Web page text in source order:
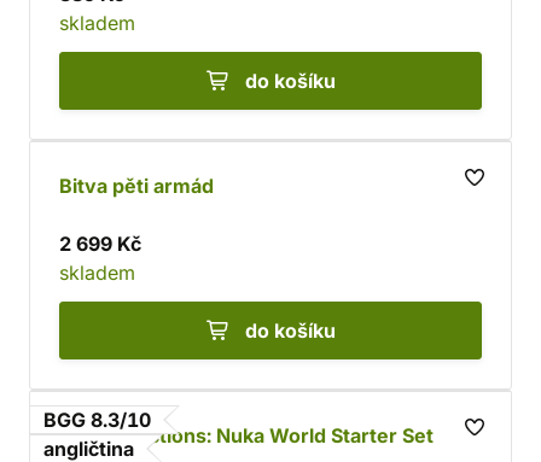
skladem
do košíku
Bitva pěti armád
2 699 Kč
skladem
do košíku
BGG 8.3/10
angličtina
Fallout Factions: Nuka World Starter Set